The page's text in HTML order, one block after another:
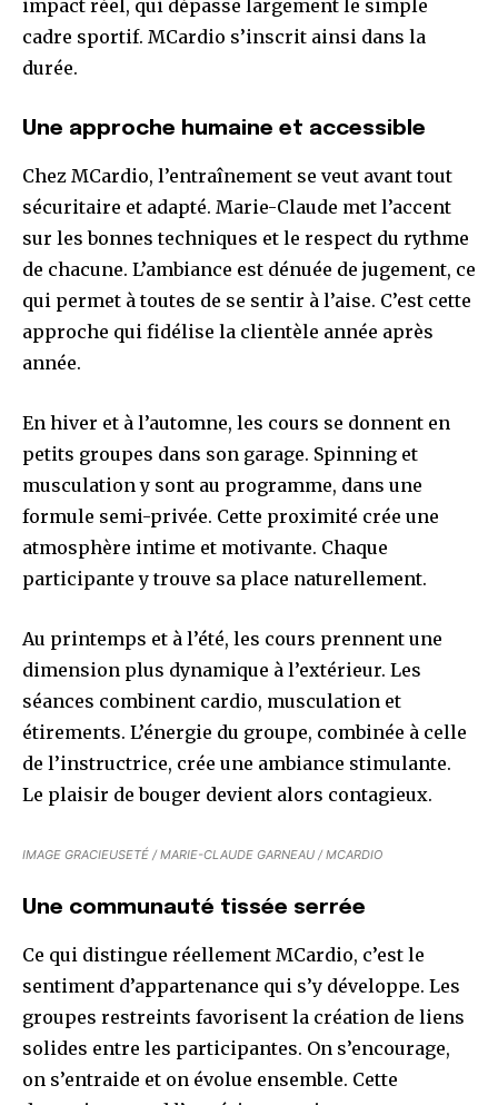
impact réel, qui dépasse largement le simple
cadre sportif. MCardio s’inscrit ainsi dans la
durée.
Une approche humaine et accessible
Chez MCardio, l’entraînement se veut avant tout
sécuritaire et adapté. Marie-Claude met l’accent
sur les bonnes techniques et le respect du rythme
de chacune. L’ambiance est dénuée de jugement, ce
qui permet à toutes de se sentir à l’aise. C’est cette
approche qui fidélise la clientèle année après
année.
En hiver et à l’automne, les cours se donnent en
petits groupes dans son garage. Spinning et
musculation y sont au programme, dans une
formule semi-privée. Cette proximité crée une
atmosphère intime et motivante. Chaque
participante y trouve sa place naturellement.
Au printemps et à l’été, les cours prennent une
dimension plus dynamique à l’extérieur. Les
séances combinent cardio, musculation et
étirements. L’énergie du groupe, combinée à celle
de l’instructrice, crée une ambiance stimulante.
Le plaisir de bouger devient alors contagieux.
IMAGE GRACIEUSETÉ / MARIE-CLAUDE GARNEAU / MCARDIO
Une communauté tissée serrée
Ce qui distingue réellement MCardio, c’est le
sentiment d’appartenance qui s’y développe. Les
groupes restreints favorisent la création de liens
solides entre les participantes. On s’encourage,
on s’entraide et on évolue ensemble. Cette